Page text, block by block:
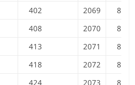
402 2069
826
408 2070
827
413 2071
829
418 2072
831
424 2073 832